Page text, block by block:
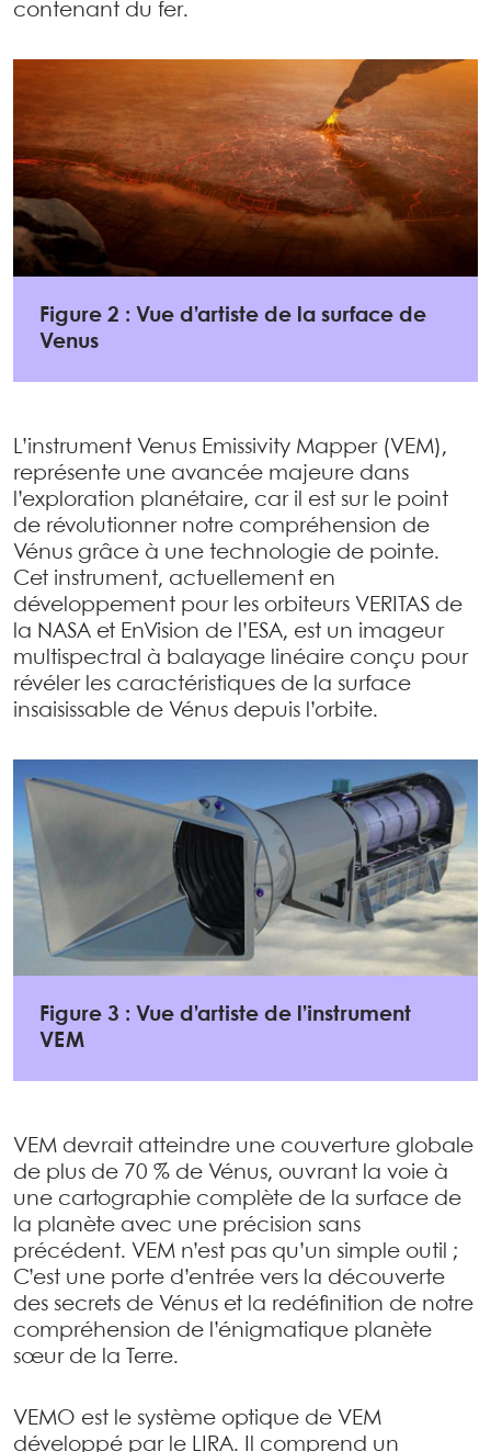
contenant du fer.
Figure 2 : Vue d’artiste de la surface de
Venus
L’instrument Venus Emissivity Mapper (VEM),
représente une avancée majeure dans
l’exploration planétaire, car il est sur le point
de révolutionner notre compréhension de
Vénus grâce à une technologie de pointe.
Cet instrument, actuellement en
développement pour les orbiteurs VERITAS de
la NASA et EnVision de l’ESA, est un imageur
multispectral à balayage linéaire conçu pour
révéler les caractéristiques de la surface
insaisissable de Vénus depuis l’orbite.
Figure 3 : Vue d’artiste de l’instrument
VEM
VEM devrait atteindre une couverture globale
de plus de 70 % de Vénus, ouvrant la voie à
une cartographie complète de la surface de
la planète avec une précision sans
précédent. VEM n’est pas qu’un simple outil ;
C’est une porte d’entrée vers la découverte
des secrets de Vénus et la redéfinition de notre
compréhension de l’énigmatique planète
sœur de la Terre.
VEMO est le système optique de VEM
développé par le LIRA. Il comprend un